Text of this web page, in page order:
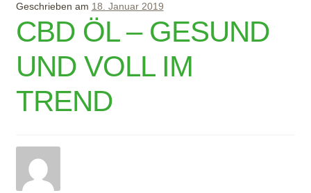
FAQ
Geschrieben am 18. Januar 2019
CBD ÖL – GESUND
UND VOLL IM
TREND